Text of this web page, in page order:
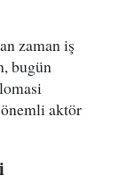
zaman iş
bugün
aktör